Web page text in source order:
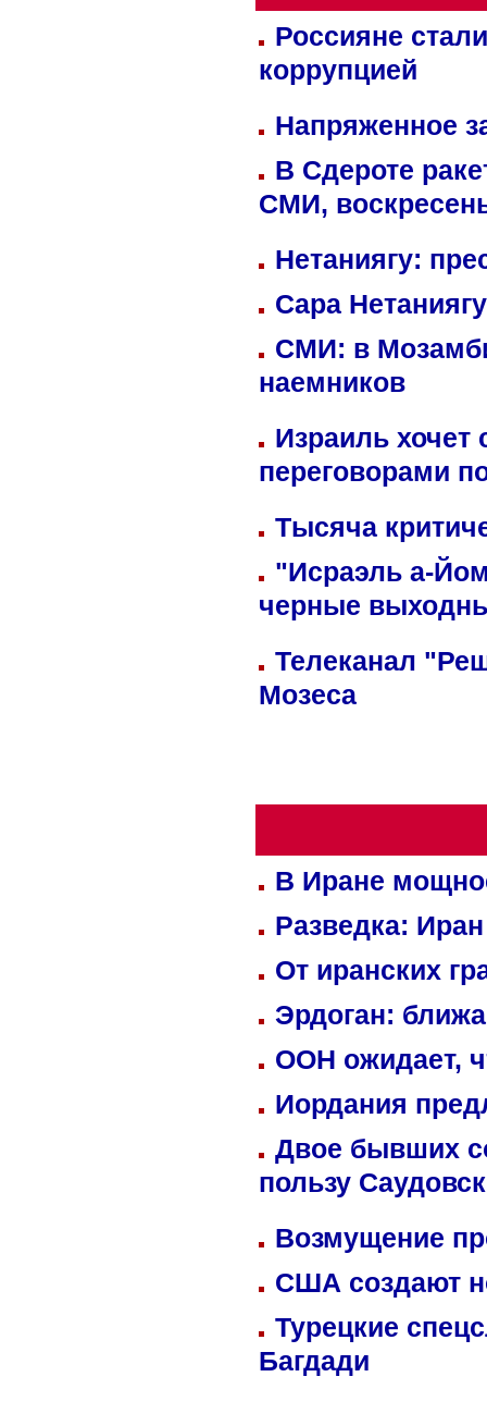
Россияне
коррупцией
Напряженное
В Сдероте
СМИ,
Нетаниягу:
Сара
СМИ: в
наемников
Израиль хочет
переговорами
Тысяча
"Исраэль а-
черные
Телеканал
Мозеса
В Иране
Разведка:
От иранских
Эрдоган:
ООН ожидает,
Иордания
Двое бывших
пользу
Возмущение
США создают
Турецкие
Багдади